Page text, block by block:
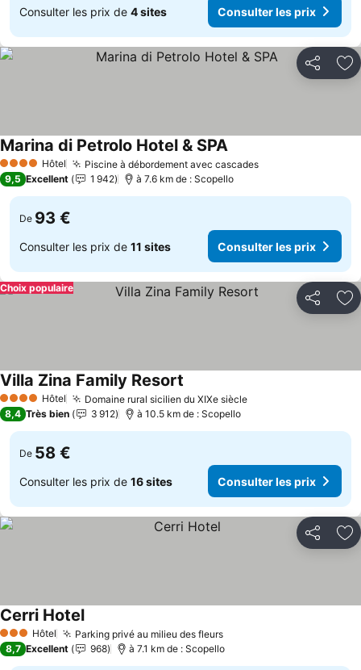
Consulter les prix de 4 sites Consulter les prix
Partager
4 Étoiles Hôtel Piscine à débordement avec cascadesConsulter les
Marina di Petrolo Hotel & SPAConsulter les prix
9,5 Excellent 1 942 à 7.6 km de : Scopello
De 93 €
Consulter les prix de 11 sites Consulter les prix
Partager
Choix populaire
4 Étoiles Hôtel Domaine rural sicilien du XIXe siècleConsulter les prix
Villa Zina Family Resort
8,4 Très bien 3 912 à 10.5 km de : Scopello
De 58 €
Consulter les prix de 16 sites Consulter les prix
Partager
3 ÉtoilesHôtel Parking privé au milieu des fleursConsulter les prix
Cerri HotelConsulter les prix
8,7 Excellent 968 à 7.1 km de : Scopello